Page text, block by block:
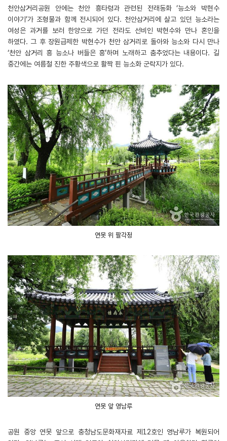
천안삼거리공원 안에는 천안 흥타령과 관련된 전래동화 ‘능소와 박현수
이야기’가 조형물과 함께 전시되어 있다. 천안삼거리에 살고 있던 능소라는
여성은 과거를 보러 한양으로 가던 전라도 선비인 박현수와 만나 혼인을
하였다. 그 후 장원급제한 박현수가 천안 삼거리로 돌아와 능소와 다시 만나
‘천안 삼거리 흥 능소나 버들은 흥’하며 노래하고 춤추었다는 내용이다. 길
중간에는 여름철 진한 주황색으로 활짝 핀 능소화 군락지가 있다.
연못 위 팔각정
연못 앞 영남루
공원 중앙 연못 앞으로 충청남도문화재자료 제12호인 영남루가 복원되어